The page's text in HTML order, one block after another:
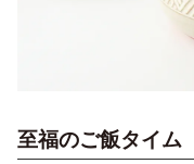
至福のご飯タイム